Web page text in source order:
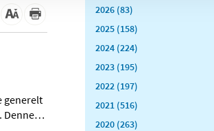
generelt
Denne…
2026 (83)
2025 (158)
2024 (224)
2023 (195)
2022 (197)
2021 (516)
2020 (263)